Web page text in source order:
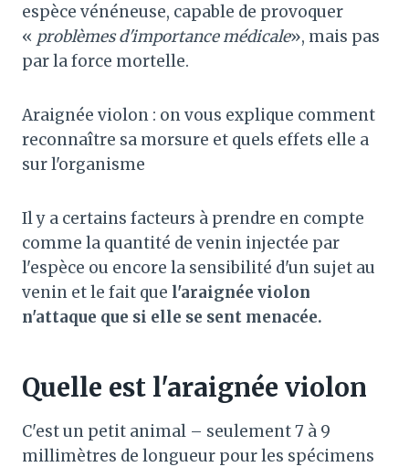
espèce vénéneuse, capable de provoquer
« problèmes d'importance médicale», mais pas
par la force mortelle.
Araignée violon : on vous explique comment
reconnaître sa morsure et quels effets elle a
sur l'organisme
Il y a certains facteurs à prendre en compte
comme la quantité de venin injectée par
l'espèce ou encore la sensibilité d'un sujet au
venin et le fait que l'araignée violon
n'attaque que si elle se sent menacée.
Quelle est l'araignée violon
C'est un petit animal – seulement 7 à 9
millimètres de longueur pour les spécimens